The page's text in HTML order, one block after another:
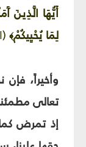
أَيُّهَا الَّذِينَ
لِمَا يُحْيِيكُمْ﴾
وأخيراً، فإن
تعالى
إذ تمرض